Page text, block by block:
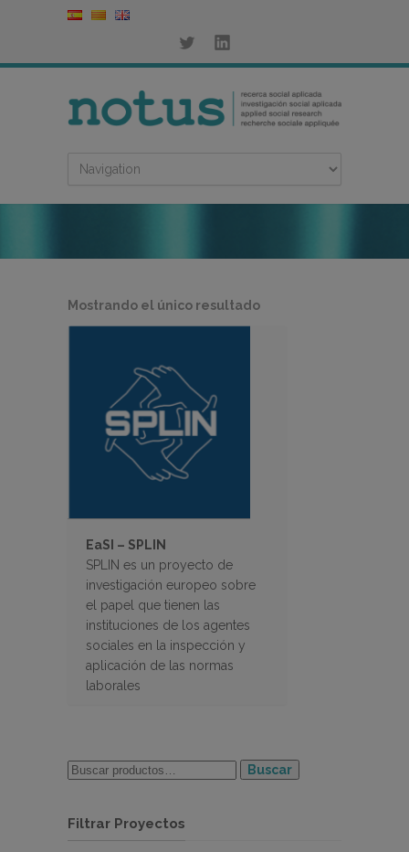
Mostrando el único resultado
EaSI – SPLIN
SPLIN es un proyecto de
investigación europeo sobre
el papel que tienen las
instituciones de los agentes
sociales en la inspección y
aplicación de las normas
laborales
Buscar
Filtrar Proyectos